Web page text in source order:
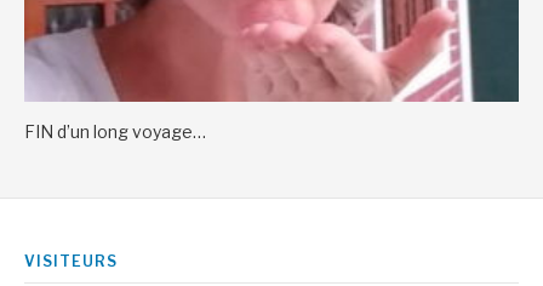
FIN d’un long voyage…
VISITEURS